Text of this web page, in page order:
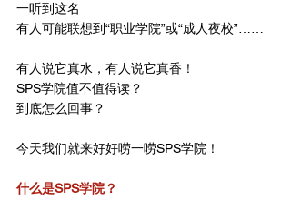
一听到这名
有人可能联想到“职业学院”或“成人夜校”……
有人说它真水，有人说它真香！
SPS学院值不值得读？
到底怎么回事？
今天我们就来好好唠一唠SPS学院！
什么是SPS学院？